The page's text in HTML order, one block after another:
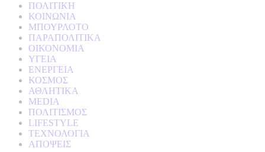
ΠΟΛΙΤΙΚΗ
ΚΟΙΝΩΝΙΑ
ΜΠΟΥΡΛΟΤΟ
ΠΑΡΑΠΟΛΙΤΙΚΑ
ΟΙΚΟΝΟΜΙΑ
ΥΓΕΙΑ
ΕΝΕΡΓΕΙΑ
ΚΟΣΜΟΣ
ΑΘΛΗΤΙΚΑ
MEDIA
ΠΟΛΙΤΙΣΜΟΣ
LIFESTYLE
ΤΕΧΝΟΛΟΓΙΑ
ΑΠΟΨΕΙΣ